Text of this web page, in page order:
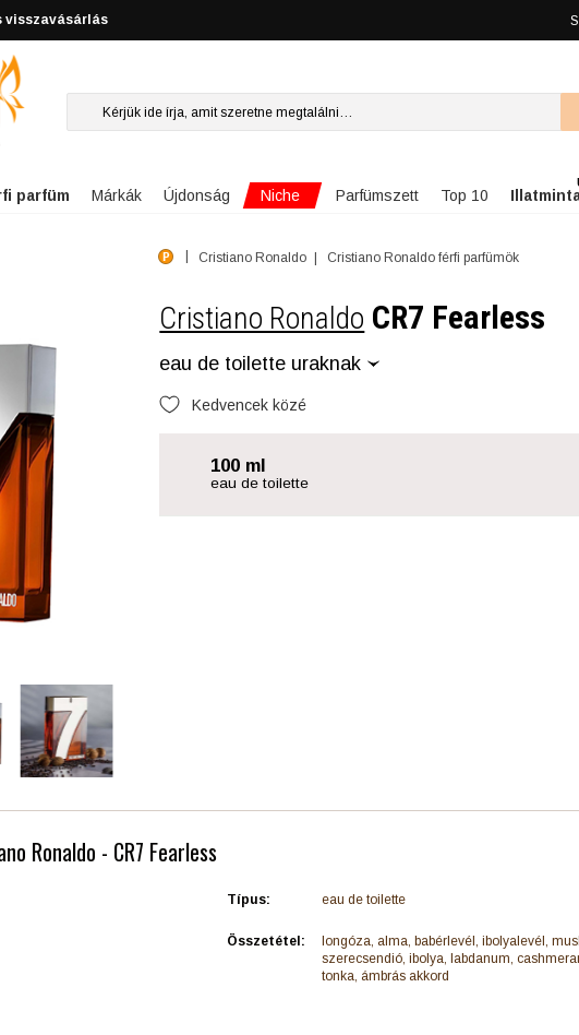
visszavásárlás
parfüm Márkák Újdonság Niche Parfümszett Top 10
Cristiano Ronaldo Cristiano Ronaldo férfi parfümök
Cristiano Ronaldo CR7 Fearless
eau de toilette uraknak
Kedvencek közé
100 ml
eau de toilette
Ronaldo - CR7 Fearless
Típus: eau de toilette
Összetétel:
longóza, alma, babérlevél, ibolyalevél,
szerecsendió, ibolya, labdanum,
tonka, ámbrás akkord